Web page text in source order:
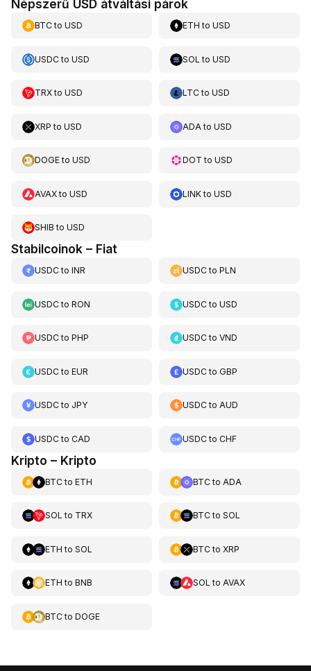
Népszerű USD átváltási párok
BTCto USD ETH toUSD
USDCto USD SOL toUSD
TRXto USD LTCtoUSD
XRP to USD ADA toUSD
DOGEto USD DOT toUSD
AVAXto USD LINKtoUSD
SHIB to USD
Stabilcoinok – Fiat
USDCto INR USDCtoPLN
USDCto RON USDCtoUSD
USDCto PHP USDCtoVND
USDCto EUR USDCtoGBP
USDCto JPY USDCtoAUD
USDCto CAD USDCtoCHF
Kripto – Kripto
BTCto ETH BTCto ADA
SOL to TRX BTCto SOL
ETH to SOL BTCto XRP
ETH to BNB SOL to AVAX
BTCto DOGE